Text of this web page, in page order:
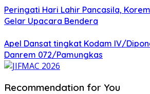
Peringati Hari Lahir Pancasila,
Gelar Upacara Bendera
Apel Dansat tingkat Kodam lV/
Danrem 072/Pamungkas
Recommendation for You